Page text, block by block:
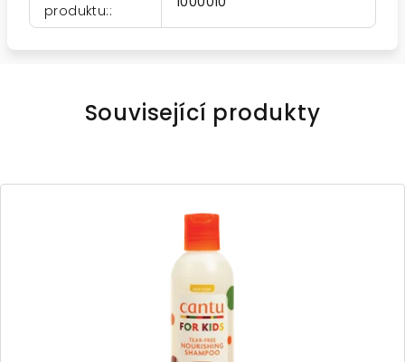
produktu::
Související produkty